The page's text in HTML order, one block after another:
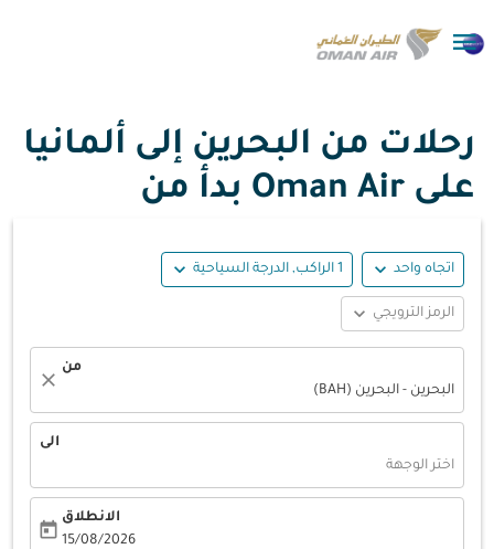

رحلات من البحرين إلى ألمانيا
على Oman Air بدأ من
اتجاه واحد expand_more 1 الراكب, الدرجة السياحية expand_more
الرمز الترويجي expand_more
من
البحرين - البحرين (BAH)
close
الى
اختر الوجهة
الانطلاق
15/08/2026
today